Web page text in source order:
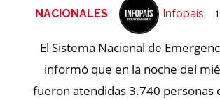
El Sistema Nacional de
informó que en la noche del
fueron atendidas 3.740 personas
NACIONALES Infopaís